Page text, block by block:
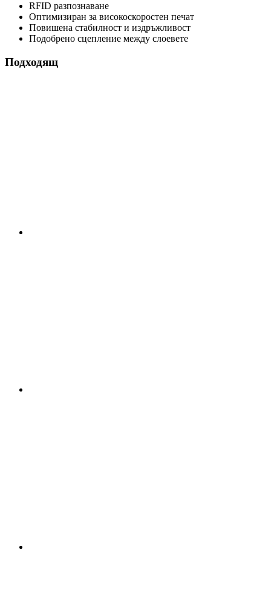
RFID разпознаване
Оптимизиран за високоскоростен печат
Повишена стабилност и издръжливост
Подобрено сцепление между слоевете
Подходящ